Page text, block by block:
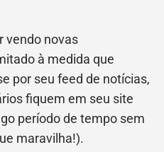
vendo novas
à medida que
por seu feed de notícias,
fiquem em seu site
período de tempo sem
maravilha!).